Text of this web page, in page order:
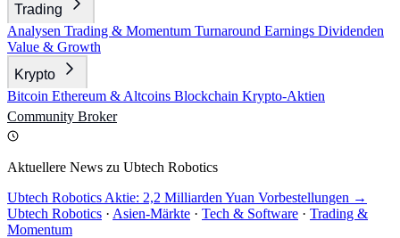
Trading
Analysen Trading & Momentum Turnaround Earnings Dividenden
Value & Growth
Krypto
Bitcoin Ethereum & Altcoins Blockchain Krypto-Aktien
Community Broker
Aktuellere News zu Ubtech Robotics
Ubtech Robotics Aktie: 2,2 Milliarden Yuan Vorbestellungen →
Ubtech Robotics · Asien-Märkte · Tech & Software · Trading &
Momentum